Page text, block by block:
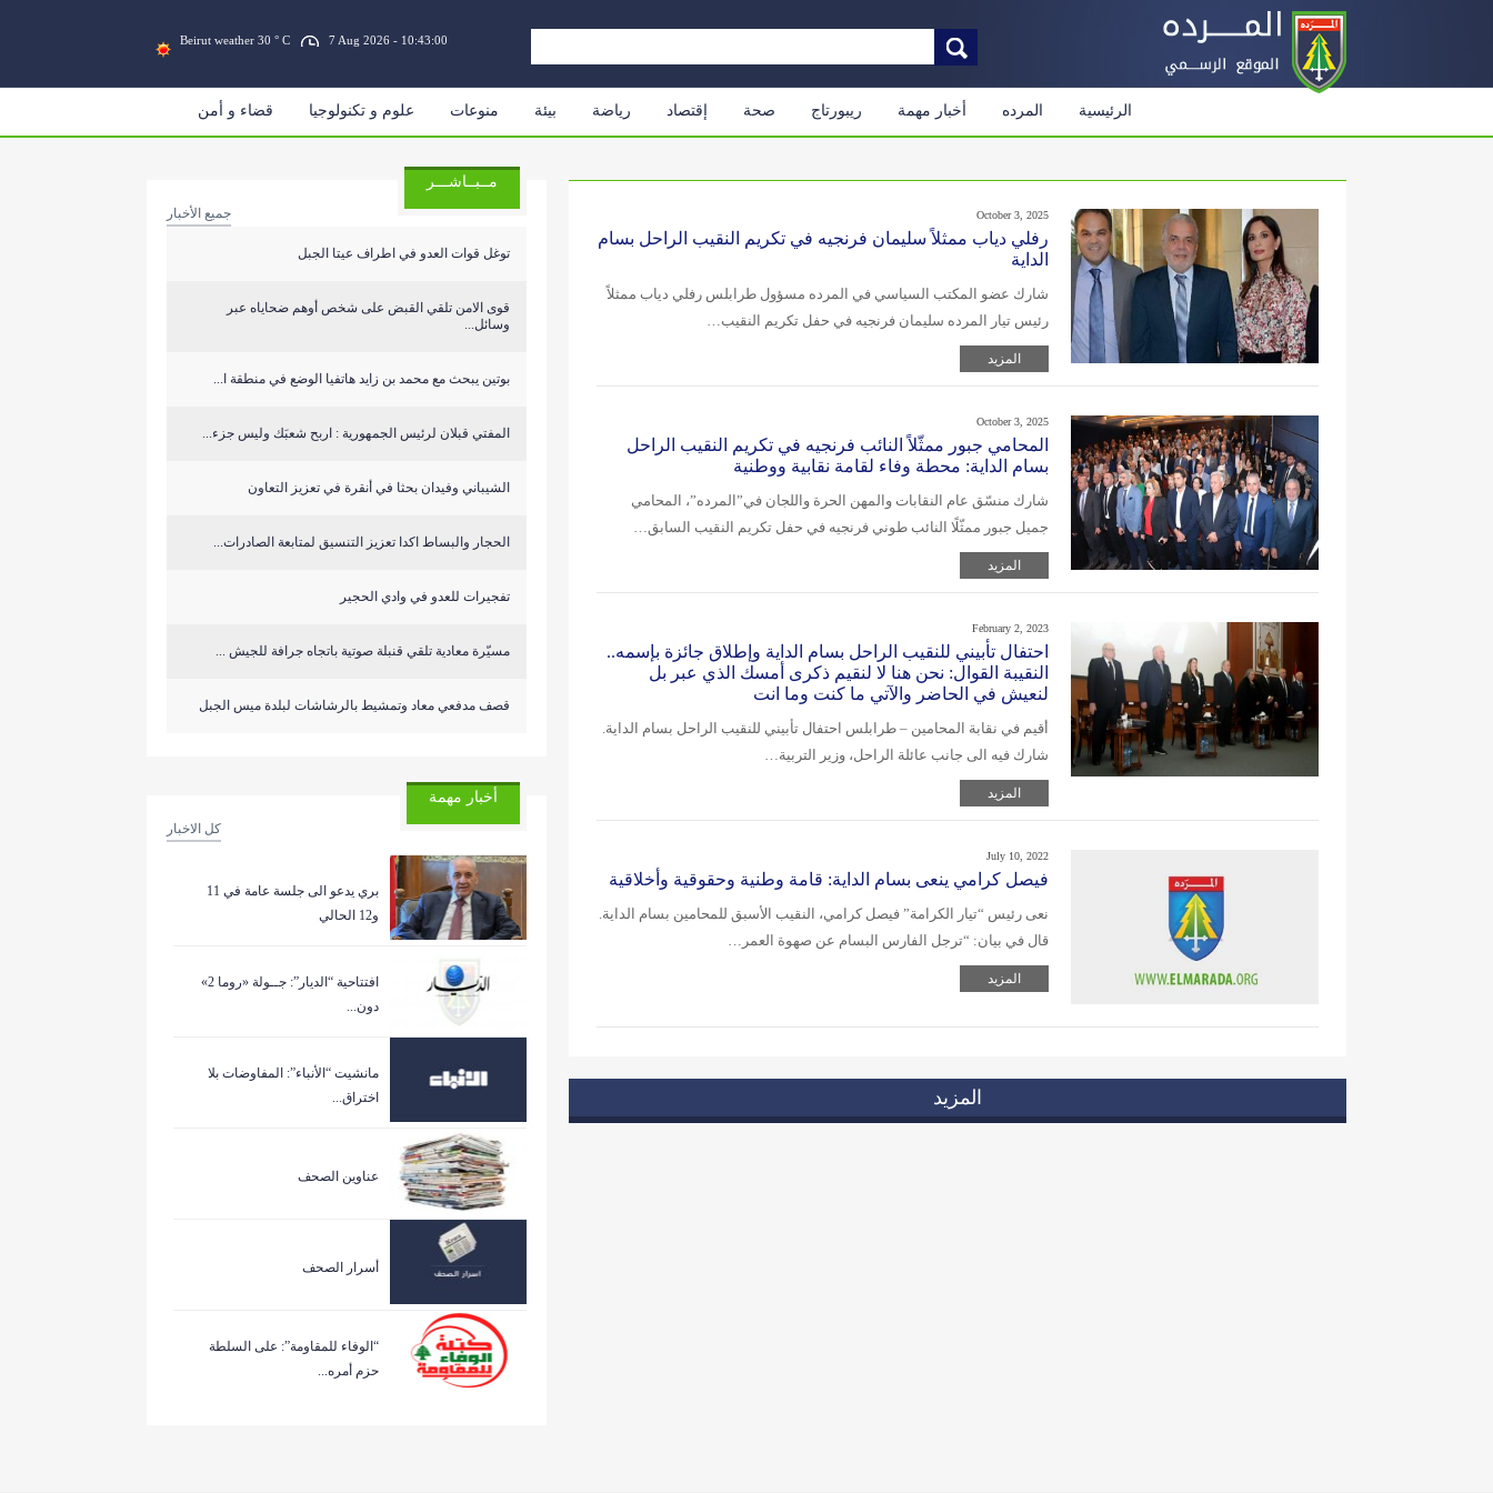
Beirut weather 30 ° C 7 Aug 2026 - 10:43:01
الرئيسية المرده أخبار مهمة ريبورتاج صحة إقتصاد رياضة بيئة منوعات علوم و تكنولوجيا قضاء و أمن
October 3, 2025
رفلي دياب ممثلاً سليمان فرنجيه في تكريم النقيب الراحل بسام
الداية
شارك عضو المكتب السياسي في المرده مسؤول طرابلس رفلي دياب ممثلاً
رئيس تيار المرده سليمان فرنجيه في حفل تكريم النقيب…
المزيد
October 3, 2025
المحامي جبور ممثّلاً النائب فرنجيه في تكريم النقيب الراحل
بسام الداية: محطة وفاء لقامة نقابية ووطنية
شارك منسّق عام النقابات والمهن الحرة واللجان في”المرده”، المحامي
جميل جبور ممثّلًا النائب طوني فرنجيه في حفل تكريم النقيب السابق…
المزيد
February 2, 2023
احتفال تأبيني للنقيب الراحل بسام الداية وإطلاق جائزة بإسمه..
النقيبة القوال: نحن هنا لا لنقيم ذكرى أمسك الذي عبر بل
لنعيش في الحاضر والآتي ما كنت وما انت
أقيم في نقابة المحامين – طرابلس احتفال تأبيني للنقيب الراحل بسام الداية.
شارك فيه الى جانب عائلة الراحل، وزير التربية…
المزيد
July 10, 2022
فيصل كرامي ينعى بسام الداية: قامة وطنية وحقوقية وأخلاقية
نعى رئيس “تيار الكرامة” فيصل كرامي، النقيب الأسبق للمحامين بسام الداية.
قال في بيان: “ترجل الفارس البسام عن صهوة العمر…
المزيد
المزيد
مــبــاشـــر
جميع الأخبار
توغل قوات العدو في اطراف عيتا الجبل
قوى الامن تلقي القبض على شخص أوهم ضحاياه عبر
وسائل...
بوتين يبحث مع محمد بن زايد هاتفيا الوضع في منطقة ا...
المفتي قبلان لرئيس الجمهورية : اربح شعبَك وليس جزء...
الشيباني وفيدان بحثا في أنقرة في تعزيز التعاون
الحجار والبساط اكدا تعزيز التنسيق لمتابعة الصادرات...
تفجيرات للعدو في وادي الحجير
مسيّرة معادية تلقي قنبلة صوتية باتجاه جرافة للجيش ...
قصف مدفعي معاد وتمشيط بالرشاشات لبلدة ميس الجبل
أخبار مهمة
كل الاخبار
بري يدعو الى جلسة عامة في 11
و12 الحالي
افتتاحية “الديار”: جــولة «روما 2»
دون...
مانشيت “الأنباء”: المفاوضات بلا
اختراق...
عناوين الصحف
أسرار الصحف
“الوفاء للمقاومة”: على السلطة
حزم أمره...